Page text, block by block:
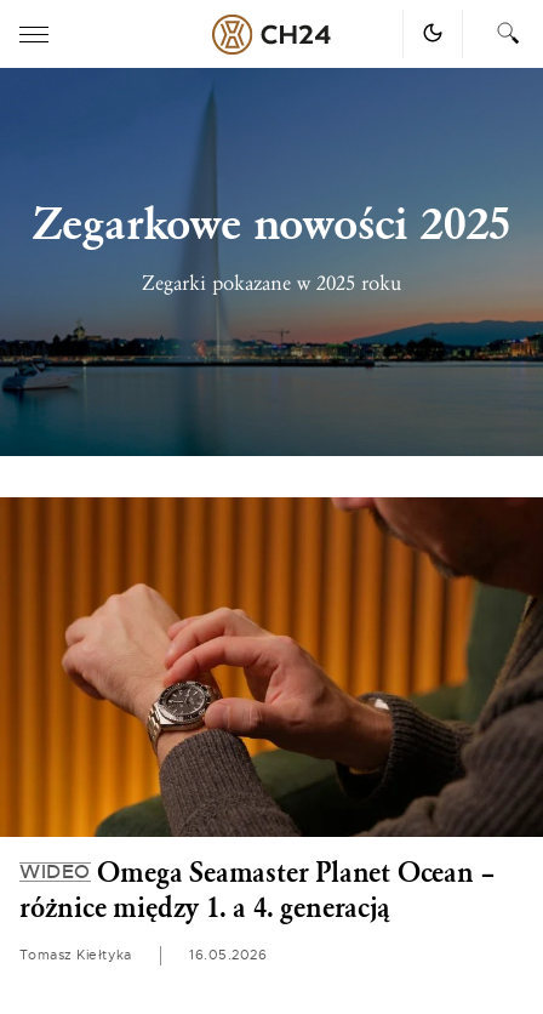
Zegarkowe nowości 2025
Zegarki pokazane w 2025 roku
WIDEOOmega Seamaster Planet Ocean –
różnice między 1. a 4. generacją
Tomasz Kiełtyka 16.05.2026